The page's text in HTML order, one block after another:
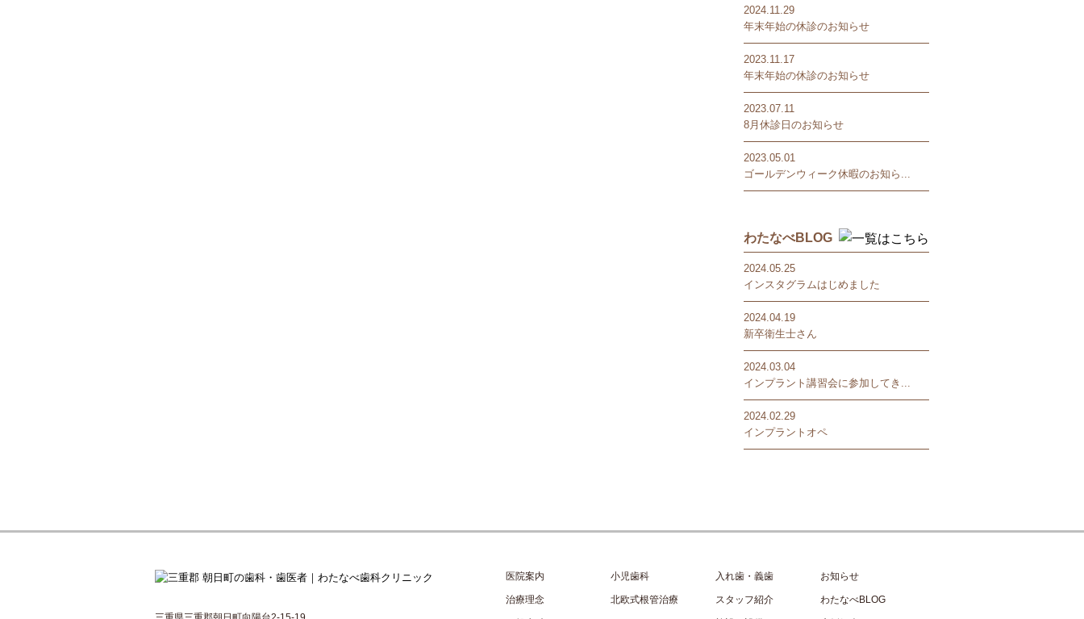
2024.11.29
年末年始の休診のお知らせ
2023.11.17
年末年始の休診のお知らせ
2023.07.11
8月休診日のお知らせ
2023.05.01
ゴールデンウィーク休暇のお知ら...
わたなべBLOG
2024.05.25
インスタグラムはじめました
2024.04.19
新卒衛生士さん
2024.03.04
インプラント講習会に参加してき...
2024.02.29
インプラントオペ
医院案内
治療理念
小児歯科
北欧式根管治療
入れ歯・義歯
スタッフ紹介
お知らせ
わたなべBLOG